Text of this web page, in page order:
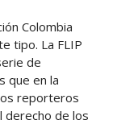
Colombia
tipo. La FLIP
de
que en la
reporteros
derecho de los